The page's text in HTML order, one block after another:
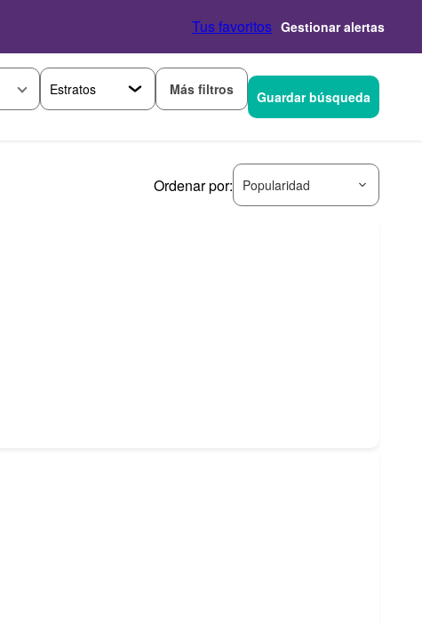
Tus favoritos Gestionar alertas
Más filtros Guardar búsqueda
Ordenar por: Popularidad